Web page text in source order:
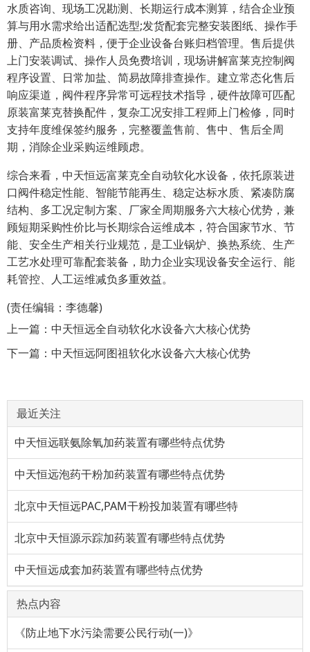
水质咨询、现场工况勘测、长期运行成本测算，结合企业预
算与用水需求给出适配选型;发货配套完整安装图纸、操作手
册、产品质检资料，便于企业设备台账归档管理。售后提供
上门安装调试、操作人员免费培训，现场讲解富莱克控制阀
程序设置、日常加盐、简易故障排查操作。建立常态化售后
响应渠道，阀件程序异常可远程技术指导，硬件故障可匹配
原装富莱克替换配件，复杂工况安排工程师上门检修，同时
支持年度维保签约服务，完整覆盖售前、售中、售后全周
期，消除企业采购运维顾虑。
综合来看，中天恒远富莱克全自动软化水设备，依托原装进
口阀件稳定性能、智能节能再生、稳定达标水质、紧凑防腐
结构、多工况定制方案、厂家全周期服务六大核心优势，兼
顾短期采购性价比与长期综合运维成本，符合国家节水、节
能、安全生产相关行业规范，是工业锅炉、换热系统、生产
工艺水处理可靠配套装备，助力企业实现设备安全运行、能
耗管控、人工运维减负多重效益。
(责任编辑：李德馨)
上一篇： 中天恒远全自动软化水设备六大核心优势
下一篇： 中天恒远阿图祖软化水设备六大核心优势
最近关注
中天恒远联氨除氧加药装置有哪些特点优势
中天恒远泡药干粉加药装置有哪些特点优势
北京中天恒远PAC,PAM干粉投加装置有哪些特
北京中天恒源示踪加药装置有哪些特点优势
中天恒远成套加药装置有哪些特点优势
热点内容
《防止地下水污染需要公民行动(一)》